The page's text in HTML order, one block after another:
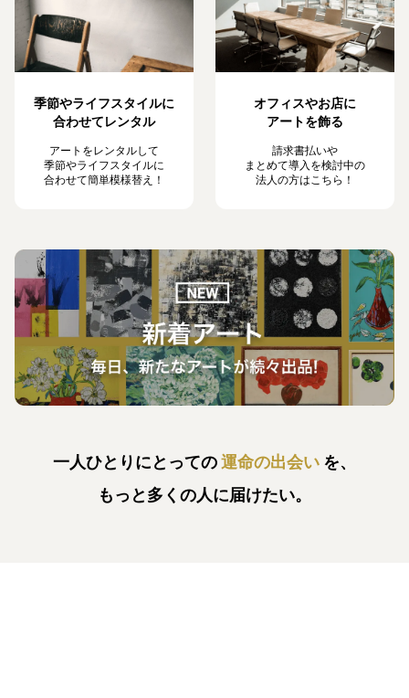
季節やライフスタイルに
合わせてレンタル
アートをレンタルして
季節やライフスタイルに
合わせて簡単模様替え！
オフィスやお店に
アートを飾る
請求書払いや
まとめて導入を検討中の
法人の方はこちら！
一人ひとりにとっての運命の出会い を、
もっと多くの人に届けたい。